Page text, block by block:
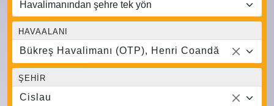
HAVAALANI
Bükreş Havalimanı (OTP), Henri Coandă
ŞEHIR
Cislau